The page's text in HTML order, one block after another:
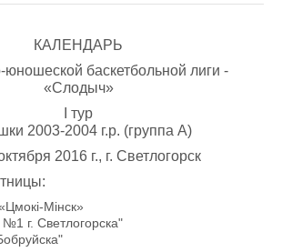
КАЛЕНДАРЬ
юношеской баскетбольной лиги -
«Слодыч»
I тур
2003-2004 г.р. (группа А)
2016 г., г. Светлогорск
Мiнск»
г. Светлогорска"